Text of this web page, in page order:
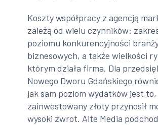
Koszty współpracy z agencją
zależą od wielu czynników:
poziomu konkurencyjności
biznesowych, a także wielkości
którym działa firma. Dla
Nowego Dworu Gdańskiego
jak sam poziom wydatków jest
zainwestowany złoty przynosił
wysoki zwrot. Alte Media